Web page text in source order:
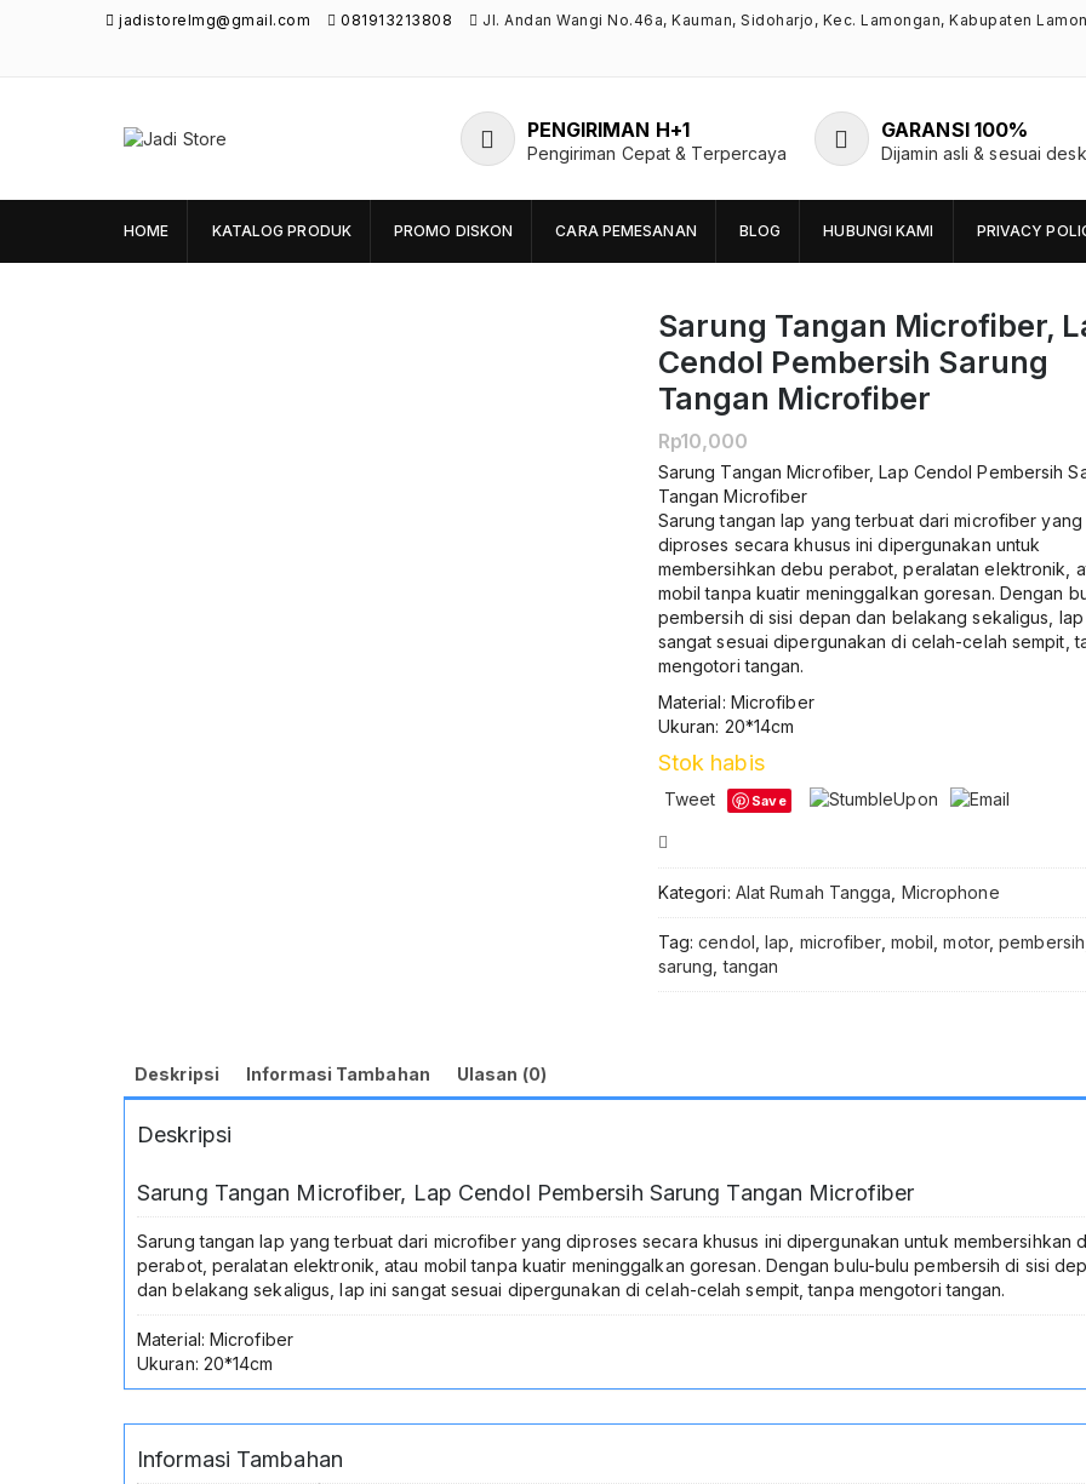
jadistorelmg@gmail.com 081913213808 Jl. Andan Wangi No.46a, Kauman, Sidoharjo, Kec. Lamongan, Kabupaten
Unik di Lamongan
PENGIRIMAN H+1
Pengiriman Cepat & Terpercaya
GARANSI 100%
Dijamin asli & sesuai
HOME KATALOG PRODUK PROMO DISKON CARA PEMESANAN BLOG HUBUNGI KAMI PRIVACY
Sarung Tangan Microfiber,
Cendol Pembersih Sarung
Tangan Microfiber
Rp10,000
Sarung Tangan Microfiber, Lap Cendol Pembersih
Tangan Microfiber
Sarung tangan lap yang terbuat dari microfiber yang
diproses secara khusus ini dipergunakan untuk
membersihkan debu perabot, peralatan elektronik,
mobil tanpa kuatir meninggalkan goresan. Dengan
pembersih di sisi depan dan belakang sekaligus, lap
sangat sesuai dipergunakan di celah-celah sempit,
mengotori tangan.
Material: Microfiber
Ukuran: 20*14cm
Stok habis
Tweet Save
Kategori: Alat Rumah Tangga Microphone
Tag:cendol ,lap microfiber, mobil ,motor,pembersih
sarung ,tangan
Deskripsi Informasi Tambahan Ulasan (0)
Deskripsi
Sarung Tangan Microfiber, Lap Cendol Pembersih Sarung Tangan Microfiber
Sarung tangan lap yang terbuat dari microfiber yang diproses secara khusus ini dipergunakan untuk membersihkan
perabot, peralatan elektronik, atau mobil tanpa kuatir meninggalkan goresan. Dengan bulu-bulu pembersih di sisi
dan belakang sekaligus, lap ini sangat sesuai dipergunakan di celah-celah sempit, tanpa mengotori tangan.
Material: Microfiber
Ukuran: 20*14cm
Informasi Tambahan